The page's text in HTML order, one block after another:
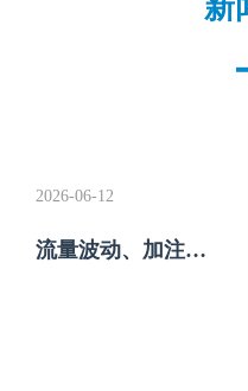
新
2026-06-12
流量波动、加注跑